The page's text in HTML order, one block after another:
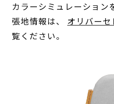
カラーシミュレーション
張地情報は、 オリバー
覧ください。